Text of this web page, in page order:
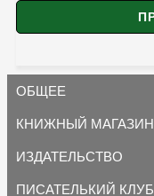
ОБЩЕЕ
КНИЖНЫЙ МАГАЗИН
ИЗДАТЕЛЬСТВО
ПИСАТЕЛЬКИЙ КЛУБ